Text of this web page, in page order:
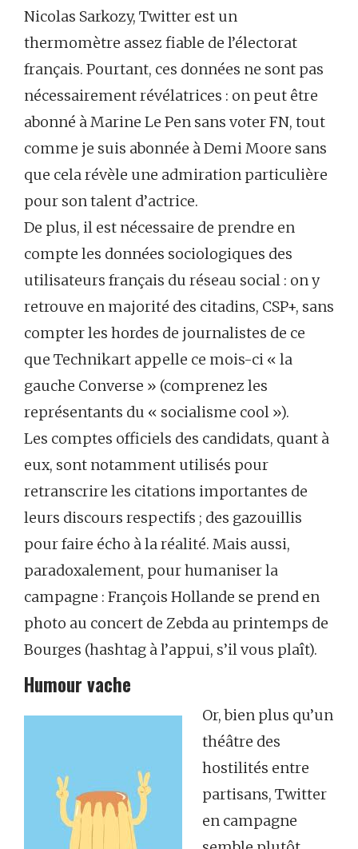
Nicolas Sarkozy, Twitter est un
thermomètre assez fiable de l’électorat
français. Pourtant, ces données ne sont pas
nécessairement révélatrices : on peut être
abonné à Marine Le Pen sans voter FN, tout
comme je suis abonnée à Demi Moore sans
que cela révèle une admiration particulière
pour son talent d’actrice.
De plus, il est nécessaire de prendre en
compte les données sociologiques des
utilisateurs français du réseau social : on y
retrouve en majorité des citadins, CSP+, sans
compter les hordes de journalistes de ce
que Technikart appelle ce mois-ci « la
gauche Converse » (comprenez les
représentants du « socialisme cool »).
Les comptes officiels des candidats, quant à
eux, sont notamment utilisés pour
retranscrire les citations importantes de
leurs discours respectifs ; des gazouillis
pour faire écho à la réalité. Mais aussi,
paradoxalement, pour humaniser la
campagne : François Hollande se prend en
photo au concert de Zebda au printemps de
Bourges (hashtag à l’appui, s’il vous plaît).
Humour vache
Or, bien plus qu’un
théâtre des
hostilités entre
partisans, Twitter
en campagne